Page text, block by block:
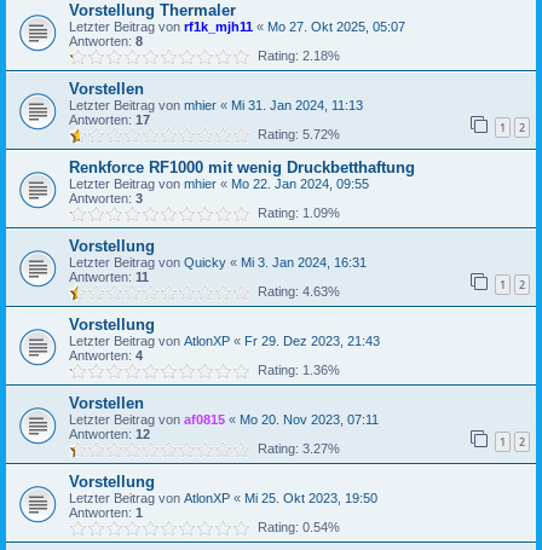
Vorstellung Thermaler
Letzter Beitrag von rf1k_mjh11 « Mo 27. Okt 2025, 05:07
Antworten: 8
Rating: 2.18%
Vorstellen
Letzter Beitrag von mhier « Mi 31. Jan 2024, 11:13
Antworten: 17 1 2
Rating: 5.72%
Renkforce RF1000 mit wenig Druckbetthaftung
Letzter Beitrag von mhier « Mo 22. Jan 2024, 09:55
Antworten: 3
Rating: 1.09%
Vorstellung
Letzter Beitrag von Quicky « Mi 3. Jan 2024, 16:31
Antworten: 11 1 2
Rating: 4.63%
Vorstellung
Letzter Beitrag von AtlonXP « Fr 29. Dez 2023, 21:43
Antworten: 4
Rating: 1.36%
Vorstellen
Letzter Beitrag von af0815 « Mo 20. Nov 2023, 07:11
Antworten: 12 1 2
Rating: 3.27%
Vorstellung
Letzter Beitrag von AtlonXP « Mi 25. Okt 2023, 19:50
Antworten: 1
Rating: 0.54%